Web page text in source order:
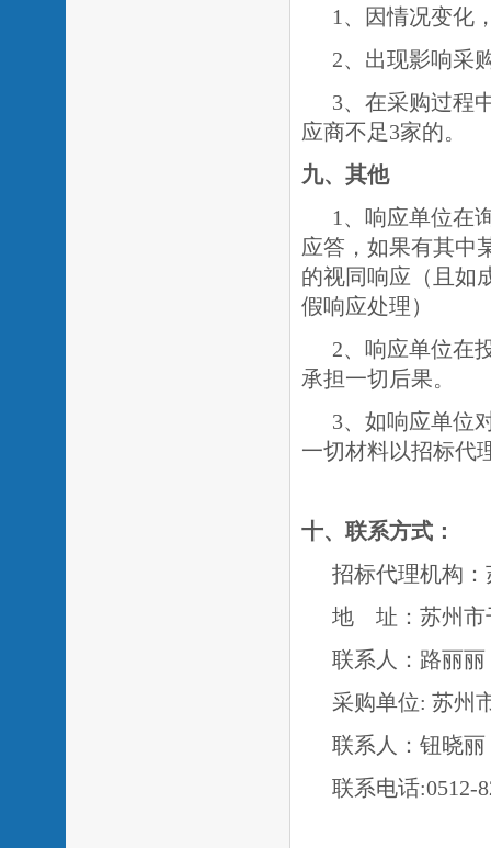
1、因情况变化
2、出现影响采
3、在采购过程
应商不足3家的。
九、其他
1、响应单位在
应答，如果有其中
的视同响应（且如
假响应处理）
2、响应单位在
承担一切后果。
3、如响应单位
一切材料以招标代
十、联系方式：
招标代理机构
地 址：苏州市
联系人：路丽丽
采购单位: 苏州
联系人：
联系电话:0512-